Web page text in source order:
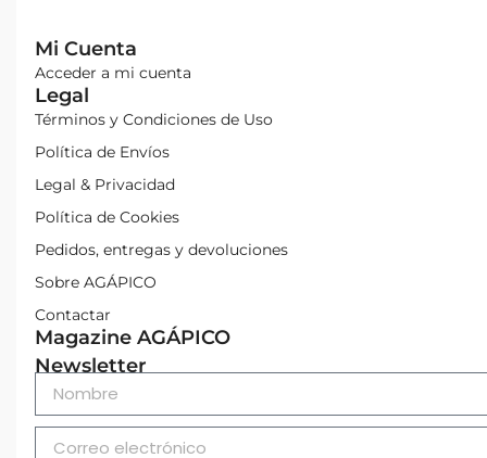
Mi Cuenta
Acceder a mi cuenta
Legal
Términos y Condiciones de Uso
Política de Envíos
Legal & Privacidad
Política de Cookies
Pedidos, entregas y devoluciones
Sobre AGÁPICO
Contactar
Magazine AGÁPICO
Newsletter